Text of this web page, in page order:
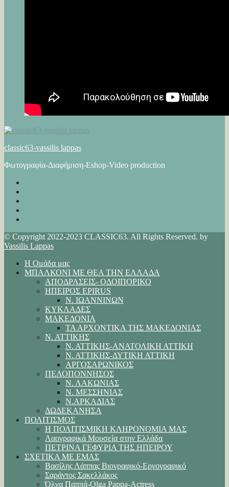
classic63-vassilis lappas
Φωτογραφία-Διαφήμιση-Eshop-Video production
© Copyright 2022-2023 CLASSIC63. All Rights Reserved. by
Vassilis Lappas
Η Ομάδα μας
ΜΠΑΛΚΟΝΙ ΜΕ ΘΕΑ ΤΗΝ ΕΛΛΑΔΑ
ΑΠΟΔΡΑΣΕΙΣ- ΟΔΟΙΠΟΡΙΚΟ
ΗΠΕΙΡΟΣ EPIRUS
Ν. ΙΩΑΝΝΙΝΩΝ
ΚΥΚΛΑΔΕΣ
ΜΑΚΕΔΟΝΙΑ
ΤΑ ΑΡΧΟΝΤΙΚΑ ΤΗΣ ΜΑΚΕΔΟΝΙΑΣ
Ν. ΑΤΤΙΚΗΣ
Ν. ΑΤΤΙΚΗΣ-ΑΝΑΤΟΛΙΚΗ ΑΤΤΙΚΗ
Ν. ΑΤΤΙΚΗΣ-ΔΥΤΙΚΗ ΑΤΤΙΚΗ
ΑΡΓΟΣΑΡΩΝΙΚΟΣ
ΠΕΛΟΠΟΝΝΗΣΟΣ
Ν. ΛΑΚΩΝΙΑΣ
Ν. ΜΕΣΣΗΝΙΑΣ
Ν.ΑΡΚΑΔΙΑΣ
ΔΩΔΕΚΑΝΗΣΑ
ΠΟΛΙΤΙΣΜΟΣ
Η ΠΟΛΙΤΙΣΜΙΚΗ ΚΛΗΡΟΝΟΜΙΑ ΜΑΣ
Λαογραφικά Μουσεία στην Ελλάδα
ΠΕΤΡΙΝΑ ΓΕΦΥΡΙΑ ΤΗΣ ΗΠΕΙΡΟΥ
ΣΧΕΤΙΚΑ ΜΕ ΕΜΑΣ
Βασίλης Λάππας Βιογραφικό-Εργογραφικό
Σαράντος Σακελλάκος
Όλγα Παππά-Olga Pappa-Αctress